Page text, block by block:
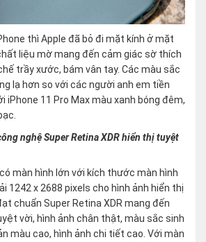
thì Apple đã bỏ đi mặt kính ở mặt
liệu mờ mang đến cảm giác sờ thích
trầy xước, bám vân tay. Các màu sắc
lạ hơn so với các người anh em tiền
iPhone 11 Pro Max màu xanh bóng đêm,
nghệ Super Retina XDR hiển thị tuyệt
màn hình lớn với kích thước màn hình
1242 x 2688 pixels cho hình ảnh hiển thị
chuẩn Super Retina XDR mang đến
vời, hình ảnh chân thật, màu sắc sinh
màu cao, hình ảnh chi tiết cao. Với màn